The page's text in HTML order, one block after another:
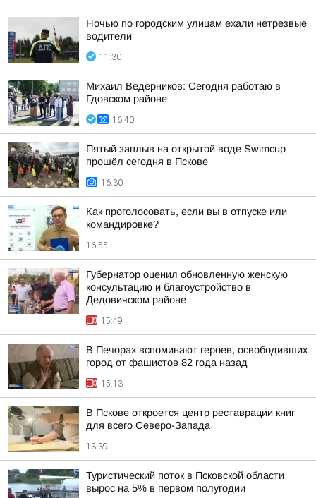
Ночью по городским улицам ехали нетрезвые
водители
11:30
Михаил Ведерников: Сегодня работаю в
Гдовском районе
16:40
Пятый заплыв на открытой воде Swimcup
прошёл сегодня в Пскове
16:30
Как проголосовать, если вы в отпуске или
командировке?
16:55
Губернатор оценил обновленную женскую
консультацию и благоустройство в
Дедовичском районе
15:49
В Печорах вспоминают героев, освободивших
город от фашистов 82 года назад
15:13
В Пскове откроется центр реставрации книг
для всего Северо-Запада
13:39
Туристический поток в Псковской области
вырос на 5% в первом полугодии